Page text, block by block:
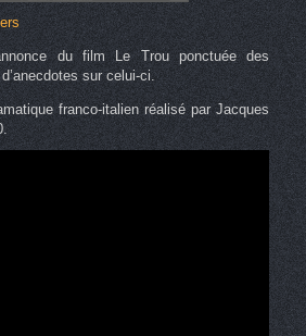
du film Le Trou ponctuée des
sur celui-ci.
franco-italien réalisé par Jacques